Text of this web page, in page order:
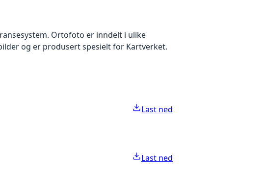
Ortofoto er inndelt i ulike
og er produsert spesielt for Kartverket.
Last ned
Last ned